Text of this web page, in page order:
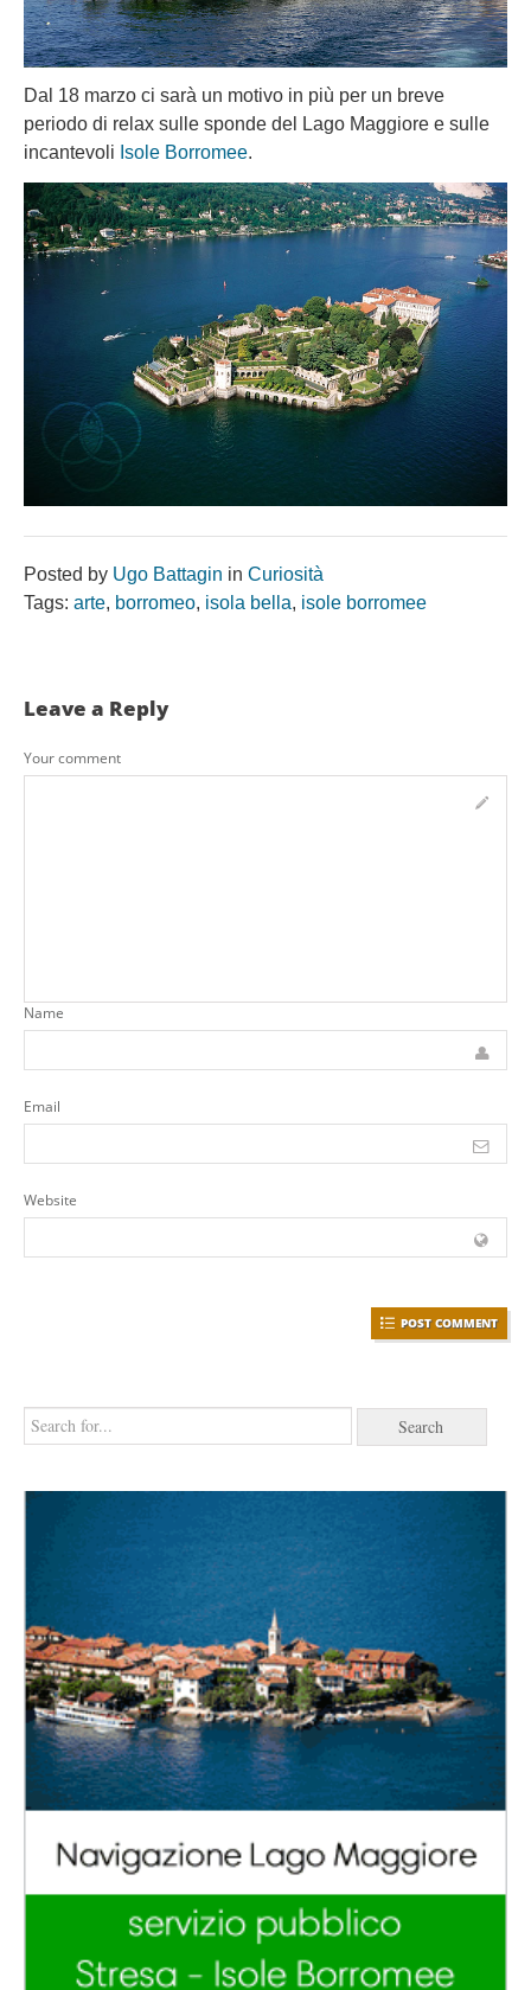
Dal 18 marzo ci sarà un motivo in più per un breve
periodo di relax sulle sponde del Lago Maggiore e sulle
incantevoli Isole Borromee.
Posted by Ugo Battagin in Curiosità
Tags: arte, borromeo, isola bella, isole borromee
Leave a Reply
Your comment
Name
Email
Website